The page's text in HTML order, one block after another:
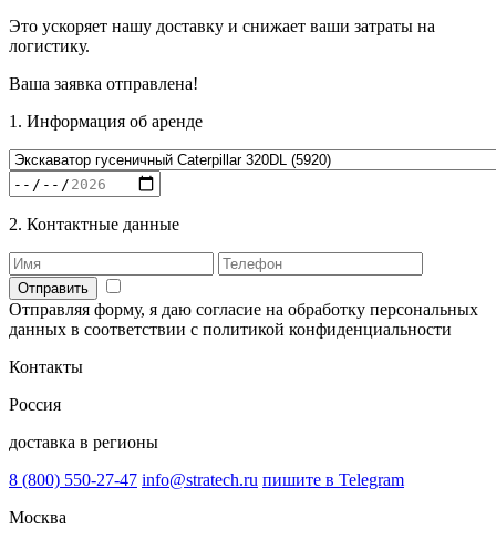
Это ускоряет нашу доставку и снижает ваши затраты на
логистику.
Ваша заявка отправлена!
1. Информация об аренде
2. Контактные данные
Отправить
Отправляя форму, я даю согласие на обработку персональных
данных в соответствии с политикой конфиденциальности
Контакты
Россия
доставка в регионы
8 (800) 550-27-47 info@stratech.ru пишите в Telegram
Москва